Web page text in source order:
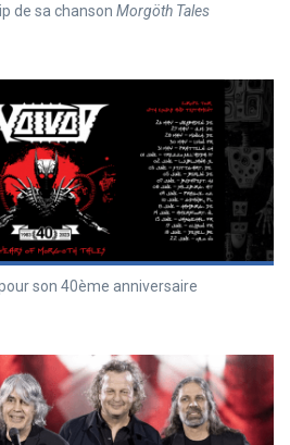
de sa chanson Morgöth Tales
son 40ème anniversaire